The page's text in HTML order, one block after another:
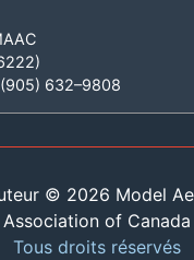
632–9808
© 2026 Model
Association of Canada
Tous droits réservés